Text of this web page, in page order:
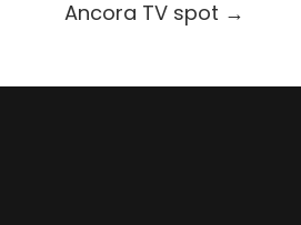
Ancora TV spot →